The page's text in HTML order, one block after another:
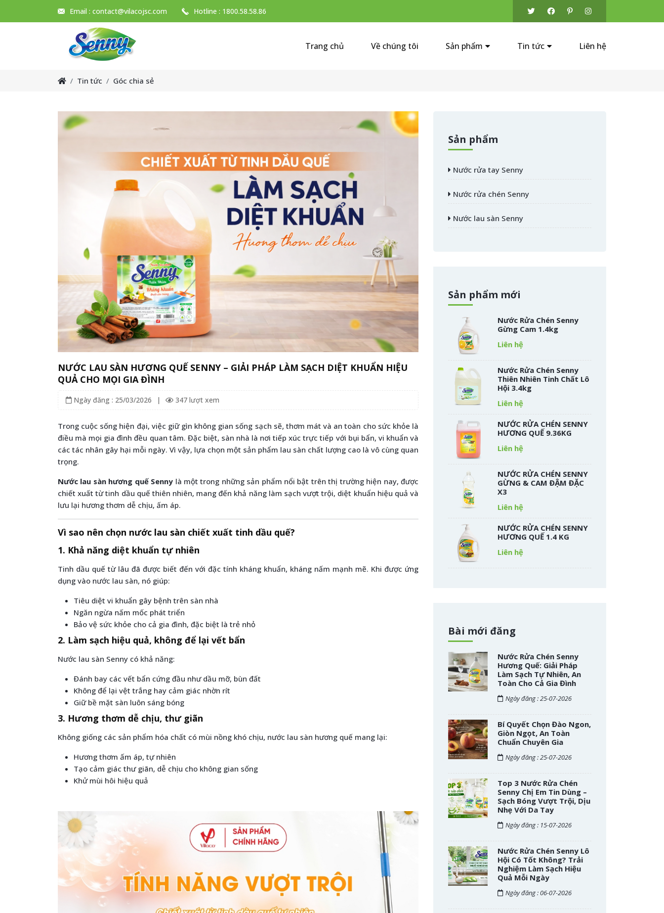
Email : contact@vilacojsc.com Hotline : 1800.58.58.86
Trang chủ Về chúng tôi Sản phẩm Tin tức Liên hệ
Tin tức Góc chia sẻ
NƯỚC LAU SÀN HƯƠNG QUẾ SENNY – GIẢI PHÁP LÀM SẠCH DIỆT KHUẨN HIỆU
QUẢ CHO MỌI GIA ĐÌNH
Ngày đăng : 25/03/2026 | 347 lượt xem
Trong cuộc sống hiện đại, việc giữ gìn không gian sống sạch sẽ, thơm mát và an toàn cho sức khỏe là
điều mà mọi gia đình đều quan tâm. Đặc biệt, sàn nhà là nơi tiếp xúc trực tiếp với bụi bẩn, vi khuẩn và
các tác nhân gây hại mỗi ngày. Vì vậy, lựa chọn một sản phẩm lau sàn chất lượng cao là vô cùng quan
trọng.
Nước lau sàn hương quế Senny là một trong những sản phẩm nổi bật trên thị trường hiện nay, được
chiết xuất từ tinh dầu quế thiên nhiên, mang đến khả năng làm sạch vượt trội, diệt khuẩn hiệu quả và
lưu lại hương thơm dễ chịu, ấm áp.
Vì sao nên chọn nước lau sàn chiết xuất tinh dầu quế?
1. Khả năng diệt khuẩn tự nhiên
Tinh dầu quế từ lâu đã được biết đến với đặc tính kháng khuẩn, kháng nấm mạnh mẽ. Khi được ứng
dụng vào nước lau sàn, nó giúp:
Tiêu diệt vi khuẩn gây bệnh trên sàn nhà
Ngăn ngừa nấm mốc phát triển
Bảo vệ sức khỏe cho cả gia đình, đặc biệt là trẻ nhỏ
2. Làm sạch hiệu quả, không để lại vết bẩn
Nước lau sàn Senny có khả năng:
Đánh bay các vết bẩn cứng đầu như dầu mỡ, bùn đất
Không để lại vệt trắng hay cảm giác nhờn rít
Giữ bề mặt sàn luôn sáng bóng
3. Hương thơm dễ chịu, thư giãn
Không giống các sản phẩm hóa chất có mùi nồng khó chịu, nước lau sàn hương quế mang lại:
Hương thơm ấm áp, tự nhiên
Tạo cảm giác thư giãn, dễ chịu cho không gian sống
Khử mùi hôi hiệu quả
Sản phẩm
Nước rửa tay Senny
Nước rửa chén Senny
Nước lau sàn Senny
Sản phẩm mới
Nước Rửa Chén Senny
Gừng Cam 1.4kg
Liên hệ
Nước Rửa Chén Senny
Thiên Nhiên Tinh Chất Lô
Hội 3.4kg
Liên hệ
NƯỚC RỬA CHÉN SENNY
HƯƠNG QUẾ 9.36KG
Liên hệ
NƯỚC RỬA CHÉN SENNY
GỪNG & CAM ĐẬM ĐẶC
X3
Liên hệ
NƯỚC RỬA CHÉN SENNY
HƯƠNG QUẾ 1.4 KG
Liên hệ
Bài mới đăng
Nước Rửa Chén Senny
Hương Quế: Giải Pháp
Làm Sạch Tự Nhiên, An
Toàn Cho Cả Gia Đình
Ngày đăng : 25-07-2026
Bí Quyết Chọn Đào Ngon,
Giòn Ngọt, An Toàn
Chuẩn Chuyên Gia
Ngày đăng : 25-07-2026
Top 3 Nước Rửa Chén
Senny Chị Em Tin Dùng –
Sạch Bóng Vượt Trội, Dịu
Nhẹ Với Da Tay
Ngày đăng : 15-07-2026
Nước Rửa Chén Senny Lô
Hội Có Tốt Không? Trải
Nghiệm Làm Sạch Hiệu
Quả Mỗi Ngày
Ngày đăng : 06-07-2026